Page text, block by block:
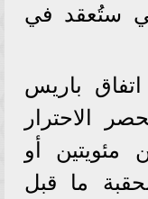
ستُعقد في
اتفاق باريس
في 2015، بحصر الاحترار
مئويتين أو
بحقبة ما قبل